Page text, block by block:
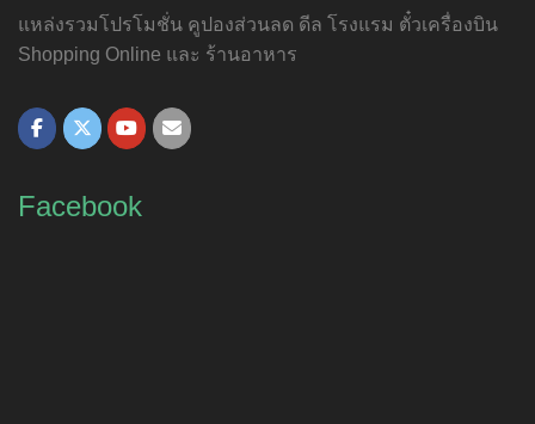
แหล่งรวมโปรโมชั่น คูปองส่วนลด ดีล โรงแรม ตั๋วเครื่องบิน
Shopping Online และ ร้านอาหาร
Facebook